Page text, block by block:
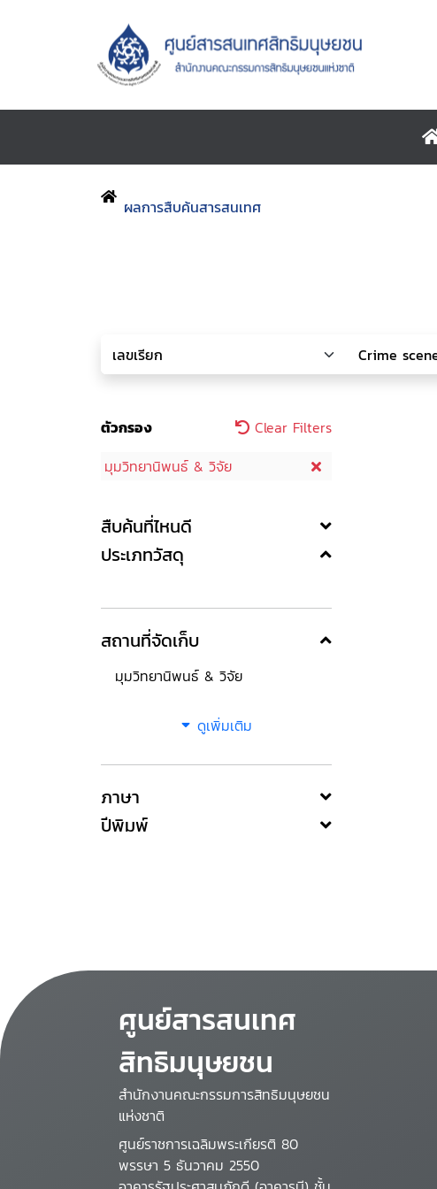
ผลการสืบค้นสารสนเทศ
ตัวกรอง
Clear Filters
มุมวิทยานิพนธ์ & วิจัย
สืบค้นที่ไหนดี
ประเภทวัสดุ
สถานที่จัดเก็บ
มุมวิทยานิพนธ์ & วิจัย
ดูเพิ่มเติม
ภาษา
ปีพิมพ์
ศูนย์สารสนเทศ
สิทธิมนุษยชน
สำนักงานคณะกรรมการสิทธิมนุษยชน
แห่งชาติ
ศูนย์ราชการเฉลิมพระเกียรติ 80
พรรษา 5 ธันวาคม 2550